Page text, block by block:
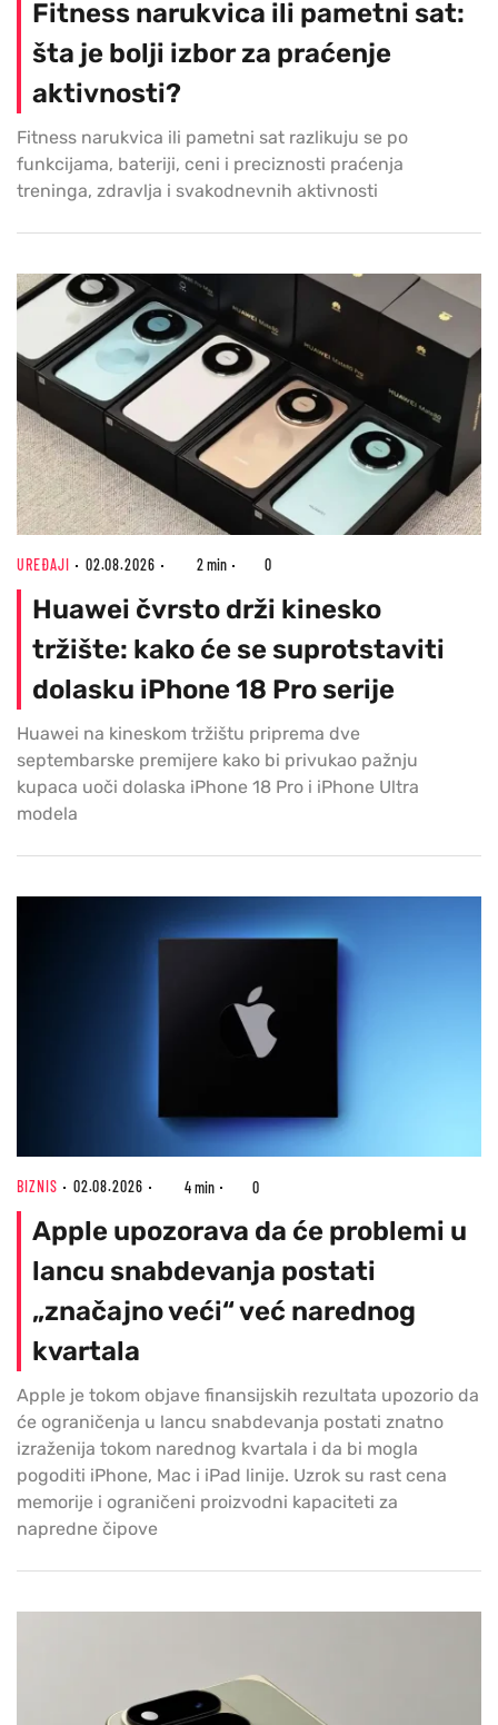
Fitness narukvica ili pametni sat:
šta je bolji izbor za praćenje
aktivnosti?
Fitness narukvica ili pametni sat razlikuju se po
funkcijama, bateriji, ceni i preciznosti praćenja
treninga, zdravlja i svakodnevnih aktivnosti
UREĐAJI 02.08.2026 2 min 0
Huawei čvrsto drži kinesko
tržište: kako će se suprotstaviti
dolasku iPhone 18 Pro serije
Huawei na kineskom tržištu priprema dve
septembarske premijere kako bi privukao pažnju
kupaca uoči dolaska iPhone 18 Pro i iPhone Ultra
modela
BIZNIS 02.08.2026 4 min 0
Apple upozorava da će problemi u
lancu snabdevanja postati
„značajno veći“ već narednog
kvartala
Apple je tokom objave finansijskih rezultata upozorio da
će ograničenja u lancu snabdevanja postati znatno
izraženija tokom narednog kvartala i da bi mogla
pogoditi iPhone, Mac i iPad linije. Uzrok su rast cena
memorije i ograničeni proizvodni kapaciteti za
napredne čipove